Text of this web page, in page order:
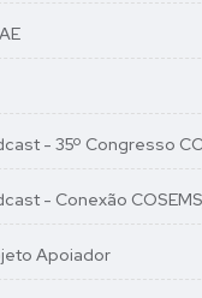
- 35º Congresso
- Conexão
Apoiador